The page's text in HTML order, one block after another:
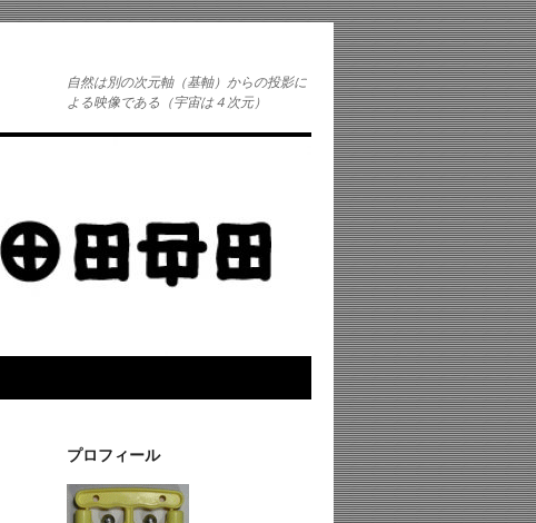
自然は別の次元軸（基軸）からの投影に
よる映像である（宇宙は４次元）
プロフィール